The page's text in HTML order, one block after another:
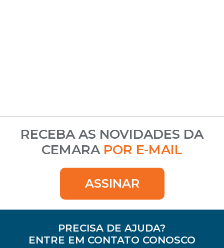
RECEBA AS NOVIDADES DA
CEMARA POR E-MAIL
ASSINAR
PRECISA DE AJUDA?
ENTRE EM CONTATO CONOSCO